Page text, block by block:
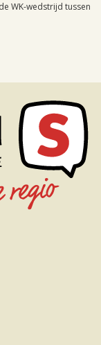
WK-wedstrijd tussen